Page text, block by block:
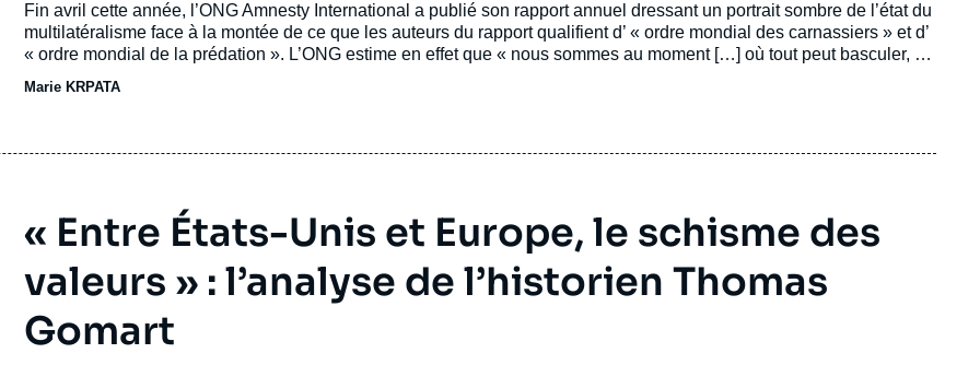
journal,
revue
ou
émission
Accroche
Fin avril cette année, l’ONG Amnesty International a publié son rapport annuel dressant un portrait sombre de l’état du
multilatéralisme face à la montée de ce que les auteurs du rapport qualifient d’ « ordre mondial des carnassiers » et d’
« ordre mondial de la prédation ». L’ONG estime en effet que « nous sommes au moment […] où tout peut basculer, où
Comité d'études des relations franco-allemandes (Cerfa) analyse ces évolutions et comment elles sont perçues en
Marie KRPATA
« Entre États-Unis et Europe, le schisme des
valeurs » : l’analyse de l’historien Thomas
Gomart